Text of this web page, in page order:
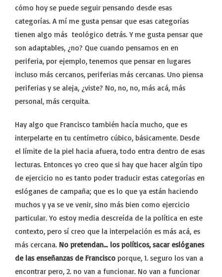
cómo hoy se puede seguir pensando desde esas
categorías. A mí me gusta pensar que esas categorías
tienen algo más teológico detrás. Y me gusta pensar que
son adaptables, ¿no? Que cuando pensamos en en
periferia, por ejemplo, tenemos que pensar en lugares
incluso más cercanos, periferias más cercanas. Uno piensa
periferias y se aleja, ¿viste? No, no, no, más acá, más
personal, más cerquita.
Hay algo que Francisco también hacía mucho, que es
interpelarte en tu centímetro cúbico, básicamente. Desde
el límite de la piel hacia afuera, todo entra dentro de esas
lecturas. Entonces yo creo que si hay que hacer algún tipo
de ejercicio no es tanto poder traducir estas categorías en
eslóganes de campaña; que es lo que ya están haciendo
muchos y ya se ve venir, sino más bien como ejercicio
particular. Yo estoy media descreída de la política en este
contexto, pero sí creo que la interpelación es más acá, es
más cercana. No pretendan… los políticos, sacar eslóganes
de las enseñanzas de Francisco porque, 1. seguro los van a
encontrar pero, 2. no van a funcionar. No van a funcionar